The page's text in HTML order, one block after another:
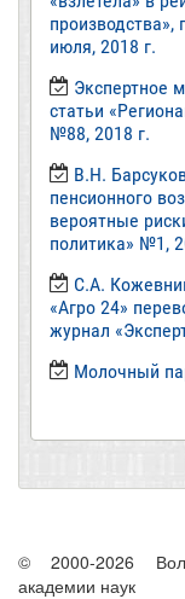
производства»,
июля, 2018 г.
Экспертное
статьи
№88, 2018 г.
В.Н.
пенсионного
вероятные
политика» №1,
С.А.
«Агро 24»
журнал
Молочный
© 2000-2026
академии наук